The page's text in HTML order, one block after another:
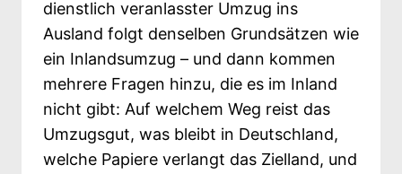
dienstlich veranlasster Umzug ins
Ausland folgt denselben Grundsätzen wie
ein Inlandsumzug – und dann kommen
mehrere Fragen hinzu, die es im Inland
nicht gibt: Auf welchem Weg reist das
Umzugsgut, was bleibt in Deutschland,
welche Papiere verlangt das Zielland, und